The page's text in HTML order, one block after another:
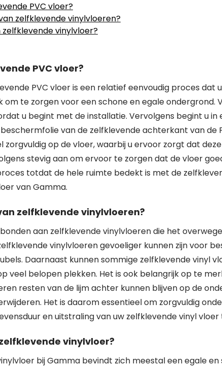
PVC vloer?
zelfklevende vinylvloeren?
vinylvloer?
PVC vloer?
PVC vloer is een relatief eenvoudig proces dat
om te zorgen voor een schone en egale ondergrond.
u begint met de installatie. Vervolgens begint u in
van de zelfklevende achterkant van de
zorgvuldig op de vloer, waarbij u ervoor zorgt dat
stevig aan om ervoor te zorgen dat de vloer
totdat de hele ruimte bedekt is met de
van Gamma.
zelfklevende vinylvloeren?
aan zelfklevende vinylvloeren die het
vinylvloeren gevoeliger kunnen zijn voor
Daarnaast kunnen sommige zelfklevende vinyl
veel belopen plekken. Het is ook belangrijk op te
resten van de lijm achter kunnen blijven op de
Het is daarom essentieel om zorgvuldig
en uitstraling van uw zelfklevende vinyl vloer
vinylvloer?
bij Gamma bevindt zich meestal een egale en